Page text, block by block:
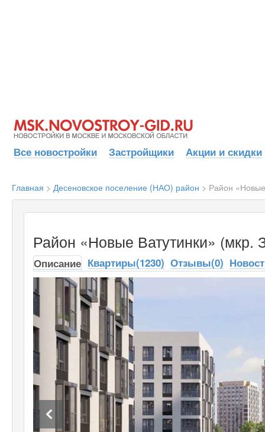
Все новостройки Застройщики Акции и скидки
Главная > Десеновское поселение (НАО) район > Район
Район «Новые Ватутинки»
Описание Квартиры(1230) Отзывы(0)